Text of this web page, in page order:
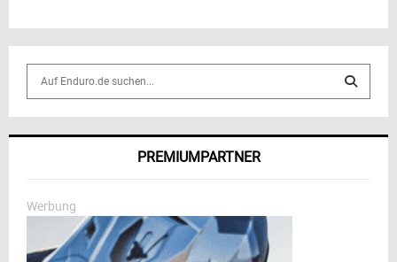
o
:
S
PREMIUMPARTNER
Werbung